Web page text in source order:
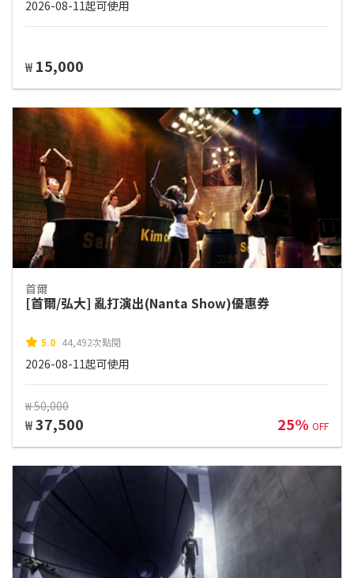
2026-08-11起可使用
₩ 15,000
首爾
[首爾/弘大] 亂打演出(Nanta Show)優惠券
5.0 44,492次點閱
2026-08-11起可使用
₩ 50,000
₩37,500 25% OFF